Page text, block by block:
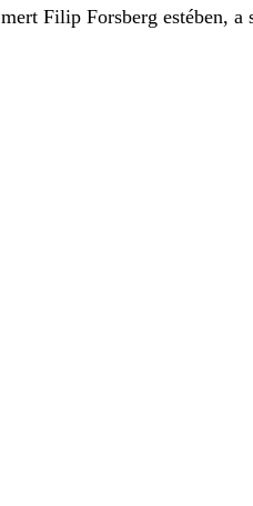
Filip Forsberg estében, a